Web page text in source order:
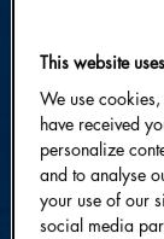
This website
We use
have received
personalize
and to analyse
your use of our
social media